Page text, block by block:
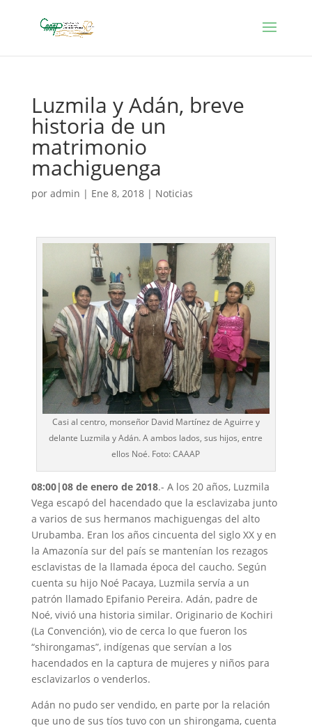
Luzmila y Adán, breve
historia de un
matrimonio
machiguenga
por admin | Ene 8, 2018| Noticias
Casi al centro, monseñor David Martínez de Aguirre y
delante Luzmila y Adán. A ambos lados, sus hijos, entre
ellos Noé. Foto: CAAAP
08:00|08 de enero de 2018.- A los 20 años, Luzmila
Vega escapó del hacendado que la esclavizaba junto
a varios de sus hermanos machiguengas del alto
Urubamba. Eran los años cincuenta del siglo XX y en
la Amazonía sur del país se mantenían los rezagos
esclavistas de la llamada época del caucho. Según
cuenta su hijo Noé Pacaya, Luzmila servía a un
patrón llamado Epifanio Pereira. Adán, padre de
Noé, vivió una historia similar. Originario de Kochiri
(La Convención), vio de cerca lo que fueron los
“shirongamas”, indígenas que servían a los
hacendados en la captura de mujeres y niños para
esclavizarlos o venderlos.
Adán no pudo ser vendido, en parte por la relación
que uno de sus tíos tuvo con un shirongama, cuenta